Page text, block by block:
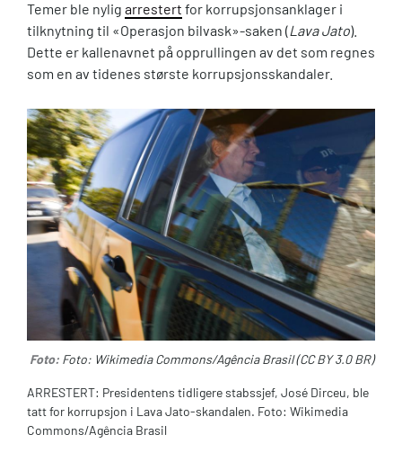
Temer ble nylig arrestert for korrupsjonsanklager i
tilknytning til «Operasjon bilvask»-saken (Lava Jato).
Dette er kallenavnet på opprullingen av det som regnes
som en av tidenes største korrupsjonsskandaler.
Foto: Foto: Wikimedia Commons/Agência Brasil (CC BY 3.0 BR)
ARRESTERT: Presidentens tidligere stabssjef, José Dirceu, ble
tatt for korrupsjon i Lava Jato-skandalen. Foto: Wikimedia
Commons/Agência Brasil